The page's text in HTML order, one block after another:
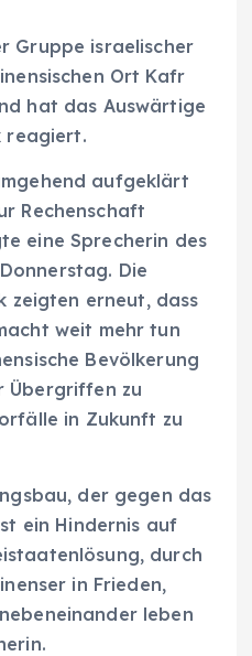
Gruppe israelischer
Ort Kafr
hat das Auswärtige
reagiert.
aufgeklärt
Rechenschaft
eine Sprecherin des
Die
zeigten erneut, dass
weit mehr tun
Bevölkerung
Übergriffen zu
in Zukunft zu
der gegen das
ein Hindernis auf
durch
in Frieden,
leben